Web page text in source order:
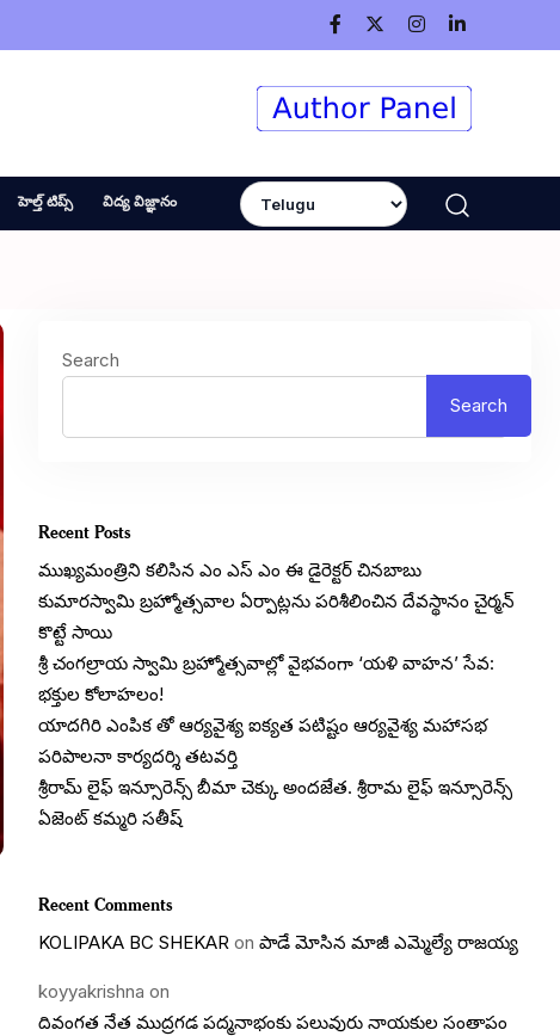
హెల్త్ టిప్స్ విద్య విజ్ఞానం
Search
Search
Recent Posts
ముఖ్యమంత్రిని కలిసిన ఎం ఎస్ ఎం ఈ డైరెక్టర్ చినబాబు
కుమారస్వామి బ్రహ్మోత్సవాల ఏర్పాట్లను పరిశీలించిన దేవస్థానం చైర్మన్
కొట్టే సాయి
శ్రీ చంగల్రాయ స్వామి బ్రహ్మోత్సవాల్లో వైభవంగా ‘యళి వాహన’ సేవ:
భక్తుల కోలాహలం!
యాదగిరి ఎంపిక తో ఆర్యవైశ్య ఐక్యత పటిష్టం ఆర్యవైశ్య మహాసభ
పరిపాలనా కార్యదర్శి తటవర్తి
శ్రీరామ్ లైఫ్ ఇన్సూరెన్స్ బీమా చెక్కు అందజేత. శ్రీరామ లైఫ్ ఇన్సూరెన్స్
ఏజెంట్ కమ్మరి సతీష్
Recent Comments
KOLIPAKA BC SHEKAR onపాడే మోసిన మాజీ ఎమ్మెల్యే రాజయ్య
koyyakrishna on
దివంగత నేత ముద్రగడ పద్మనాభంకు పలువురు నాయకుల సంతాపం